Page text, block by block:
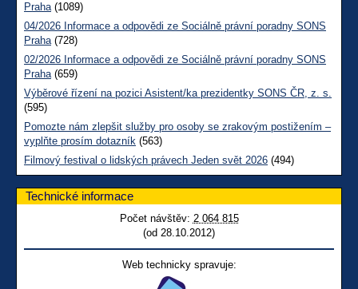
Praha(1089)
04/2026 Informace a odpovědi ze Sociálně právní poradny SONS
Praha(728)
02/2026 Informace a odpovědi ze Sociálně právní poradny SONS
Praha(659)
Výběrové řízení na pozici Asistent/ka prezidentky SONS ČR, z. s.
(595)
Pomozte nám zlepšit služby pro osoby se zrakovým postižením –
vyplňte prosím dotazník (563)
Filmový festival o lidských právech Jeden svět 2026 (494)
Technické informace
Počet návštěv: 2 064 815
(od 28.10.2012)
Web technicky spravuje: